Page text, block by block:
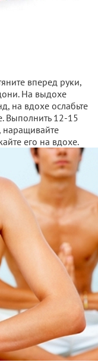
вперед руки,
На выдохе
на вдохе ослабьте
Выполнить 12-15
наращивайте
его на вдохе.